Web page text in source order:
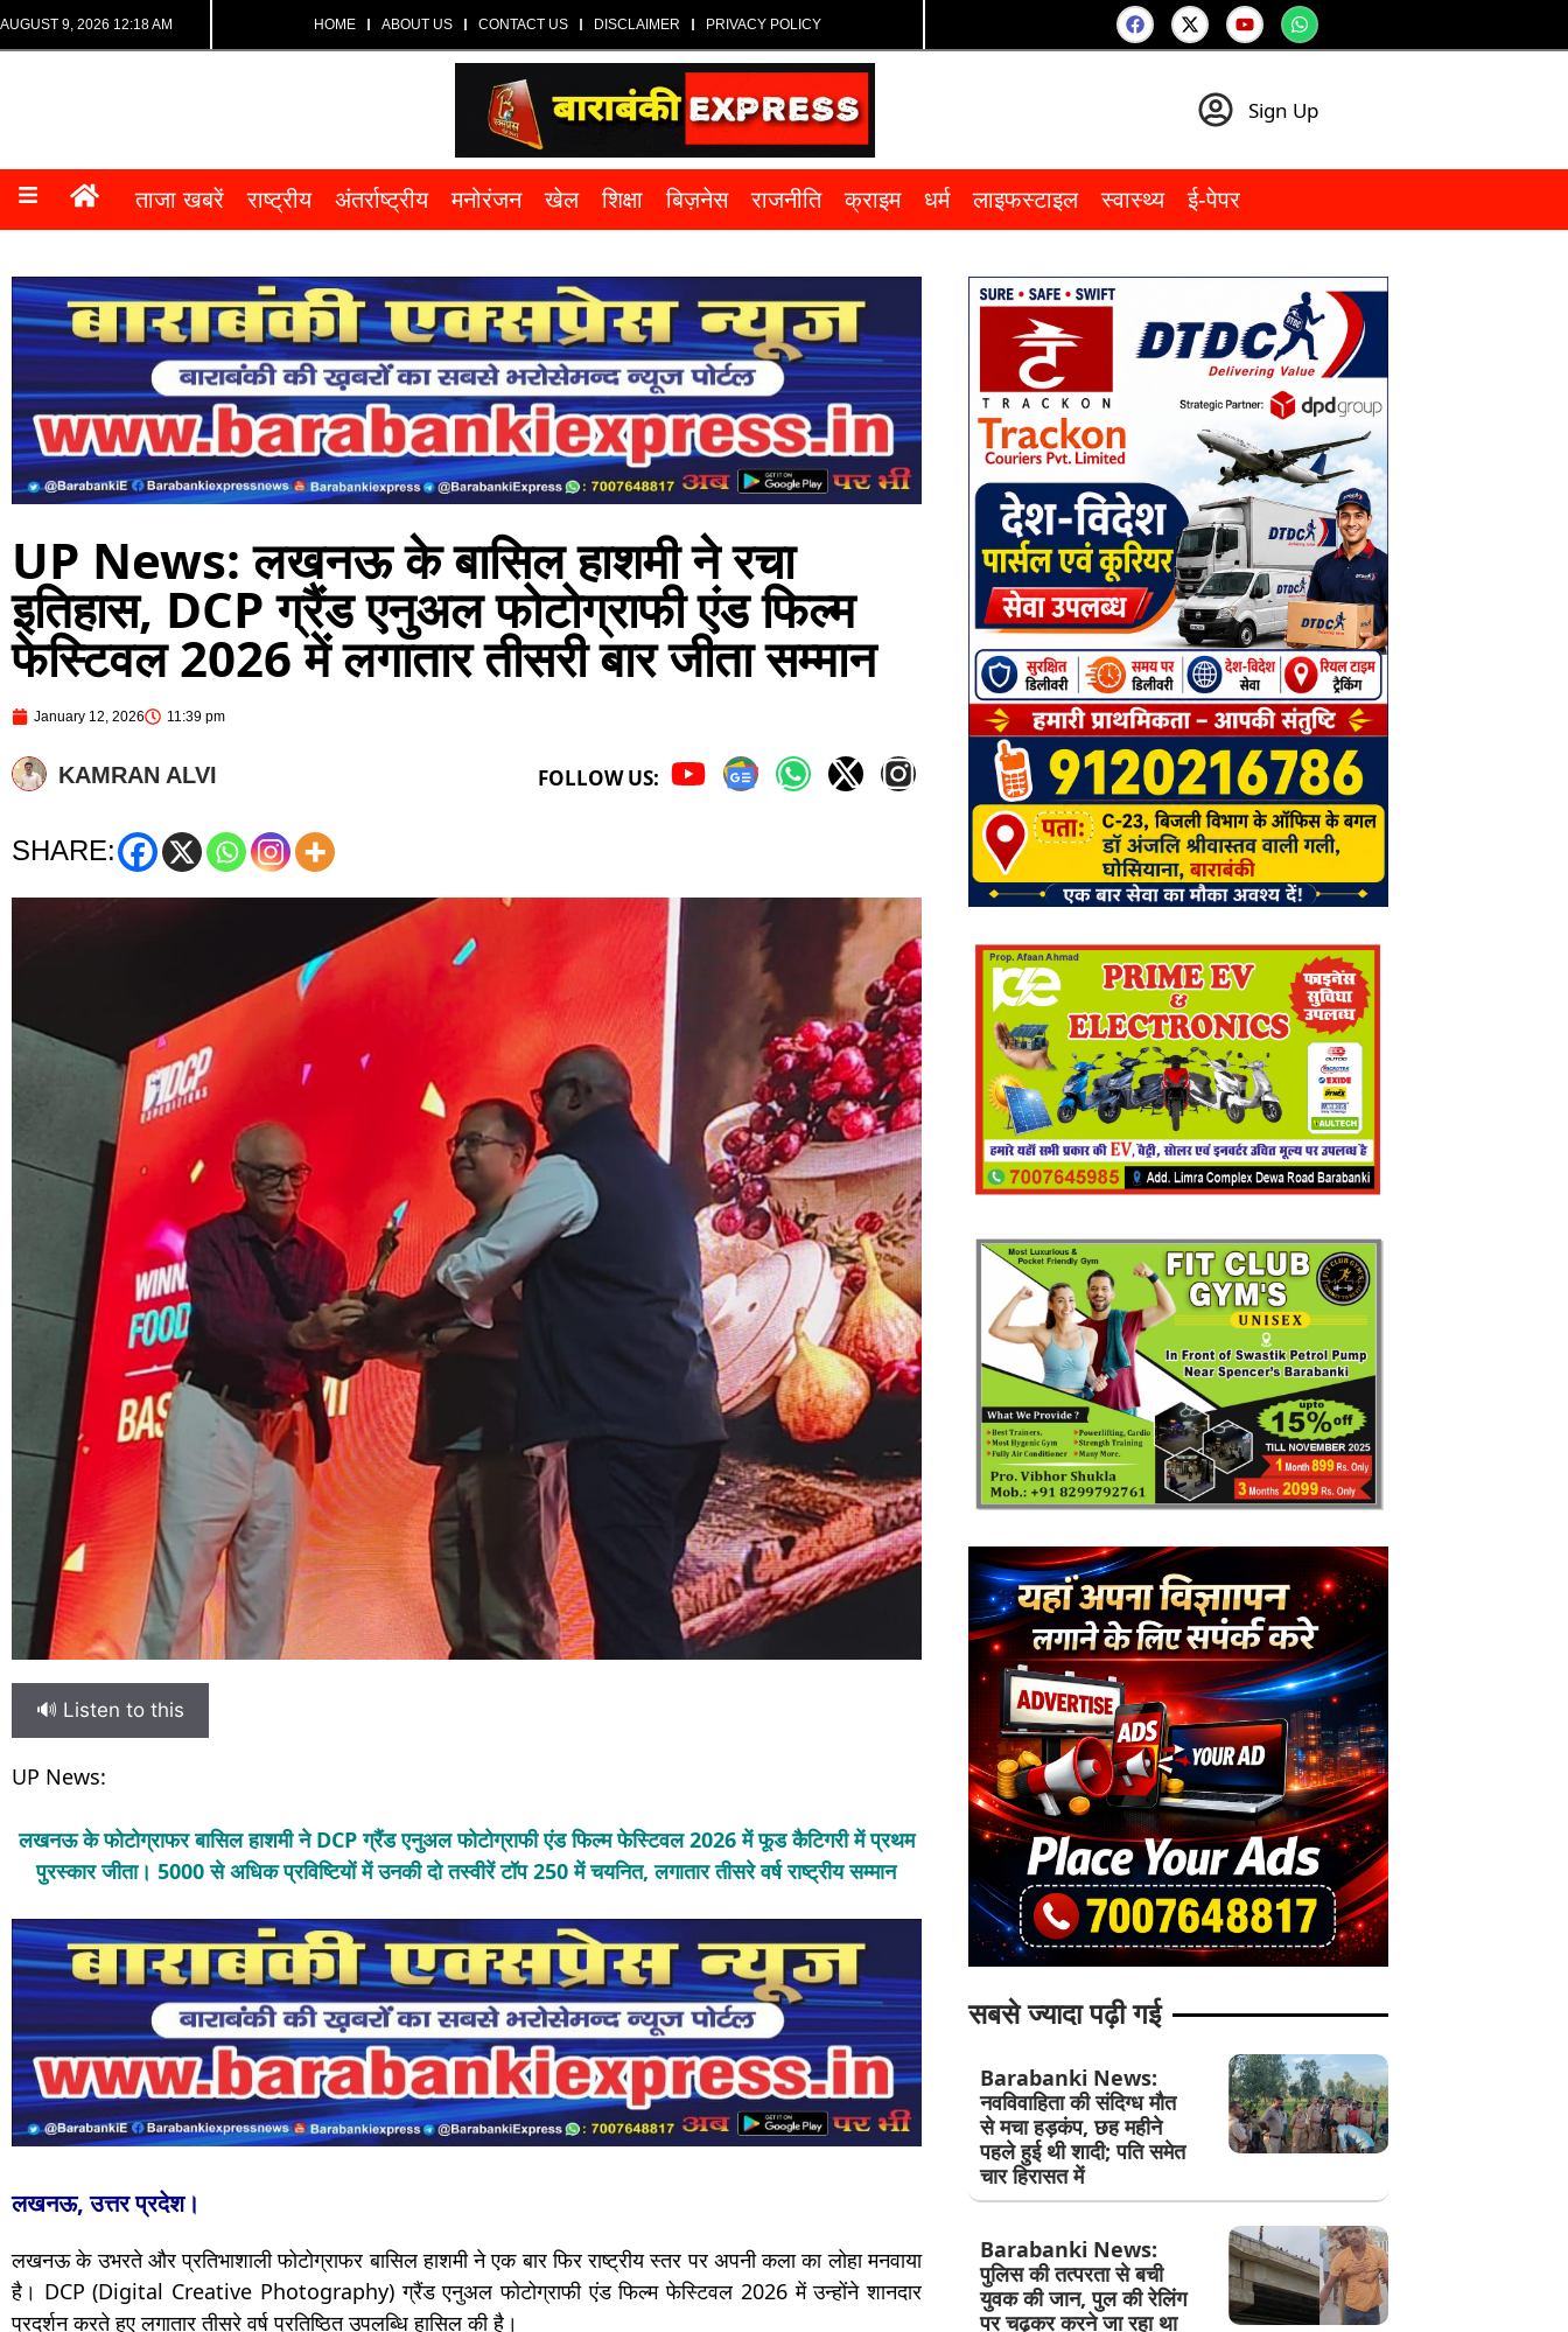
AUGUST 9, 2026 12:18 AM HOME ABOUT US CONTACT US DISCLAIMER PRIVACY POLICY
Sign Up
ताजा खबरें राष्ट्रीय अंतर्राष्ट्रीय मनोरंजन खेल शिक्षा बिज़नेस राजनीति क्राइम धर्म लाइफस्टाइल स्वास्थ्य ई-पेपर
UP News: लखनऊ के बासिल हाशमी ने रचा
इतिहास, DCP ग्रैंड एनुअल फोटोग्राफी एंड फिल्म
फेस्टिवल 2026 में लगातार तीसरी बार जीता सम्मान
January 12, 2026 11:39 pm
KAMRAN ALVI FOLLOW US:
SHARE:
🔊 Listen to this
UP News:
लखनऊ के फोटोग्राफर बासिल हाशमी ने DCP ग्रैंड एनुअल फोटोग्राफी एंड फिल्म फेस्टिवल 2026 में फूड कैटिगरी में प्रथम
पुरस्कार जीता। 5000 से अधिक प्रविष्टियों में उनकी दो तस्वीरें टॉप 250 में चयनित, लगातार तीसरे वर्ष राष्ट्रीय सम्मान
लखनऊ, उत्तर प्रदेश।
लखनऊ के उभरते और प्रतिभाशाली फोटोग्राफर बासिल हाशमी ने एक बार फिर राष्ट्रीय स्तर पर अपनी कला का लोहा मनवाया
है। DCP (Digital Creative Photography) ग्रैंड एनुअल फोटोग्राफी एंड फिल्म फेस्टिवल 2026 में उन्होंने शानदार
प्रदर्शन करते हुए लगातार तीसरे वर्ष प्रतिष्ठित उपलब्धि हासिल की है।
सबसे ज्यादा पढ़ी गई
Barabanki News:
नवविवाहिता की संदिग्ध मौत
से मचा हड़कंप, छह महीने
पहले हुई थी शादी; पति समेत
चार हिरासत में
Barabanki News:
पुलिस की तत्परता से बची
युवक की जान, पुल की रेलिंग
पर चढ़कर करने जा रहा था